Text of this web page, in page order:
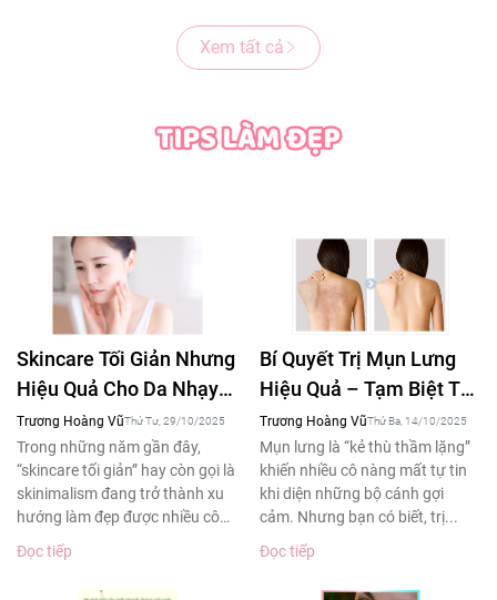
Xem tất cả
Skincare Tối Giản Nhưng
Hiệu Quả Cho Da Nhạy
Cảm – Xu Hướng Làm
Đẹp 2025
Trương Hoàng VũThứ Tư, 29/10/2025
Trong những năm gần đây,
“skincare tối giản” hay còn gọi là
skinimalism đang trở thành xu
hướng làm đẹp được nhiều cô
gái yêu thích....
Đọc tiếp
Bí Quyết Trị Mụn Lưng
Hiệu Quả – Tạm Biệt Tự
Ti Khi Diện Áo Hở Lưng
Trương Hoàng VũThứ Ba, 14/10/2025
Mụn lưng là “kẻ thù thầm lặng”
khiến nhiều cô nàng mất tự tin
khi diện những bộ cánh gợi
cảm. Nhưng bạn có biết, trị...
Đọc tiếp